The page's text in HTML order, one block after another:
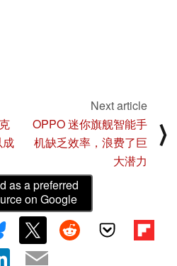
成
Next article
OPPO 迷你旗舰智能手
机缺乏效率，浪费了巨
大潜力
⟩
as a preferred
on Google